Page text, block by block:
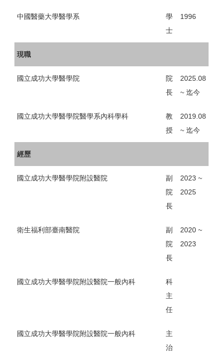
中國醫藥大學醫學系
學
士
1996
現職
國立成功大學醫學院
院
長
2025.08
~ 迄今
國立成功大學醫學院醫學系內科學科
教
授
2019.08
~ 迄今
經歷
國立成功大學醫學院附設醫院
副
院
長
2023 ~
2025
衛生福利部臺南醫院
副
院
長
2020 ~
2023
國立成功大學醫學院附設醫院一般內科
科
主
任
國立成功大學醫學院附設醫院一般內科
主
治